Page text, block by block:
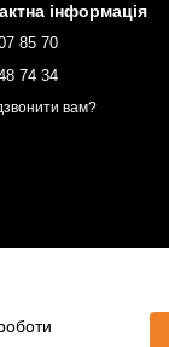
інформація
85 70
74 34
вам?